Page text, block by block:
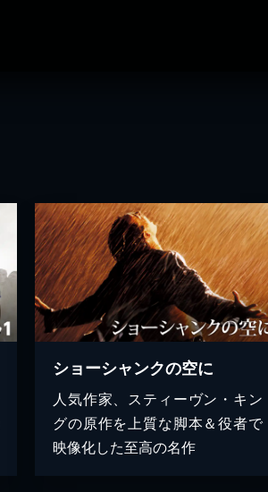
ショーシャンクの空に
人気作家、スティーヴン・キン
グの原作を上質な脚本＆役者で
映像化した至高の名作